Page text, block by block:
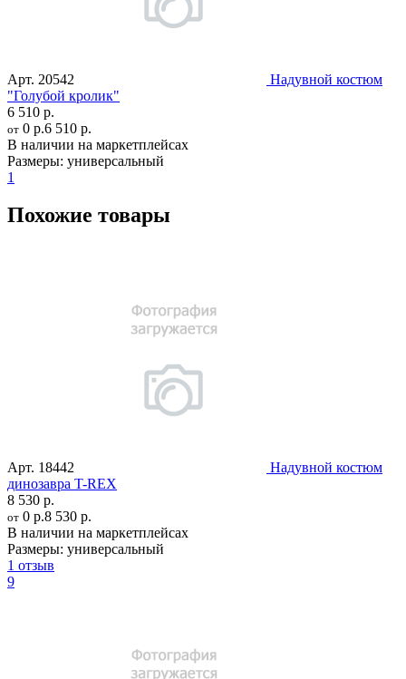
Арт. 20542
Надувной костюм
"Голубой кролик"
6 510 р.
от 0 р.6 510 р.
В наличии на маркетплейсах
Размеры: универсальный
1
Похожие товары
Арт. 18442
Надувной костюм
динозавра T-REX
8 530 р.
от 0 р.8 530 р.
В наличии на маркетплейсах
Размеры: универсальный
1 отзыв
9